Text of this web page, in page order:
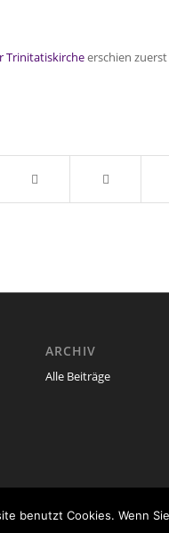
Trinitatiskircheerschien
ARCHIV
Alle Beiträge
benutzt Cookies. Wenn